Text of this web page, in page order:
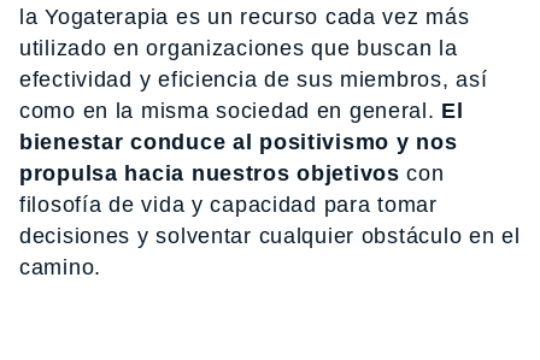
la Yogaterapia es un recurso cada vez más
utilizado en organizaciones que buscan la
efectividad y eficiencia de sus miembros, así
como en la misma sociedad en general. El
bienestar conduce al positivismo y nos
propulsa hacia nuestros objetivos con
filosofía de vida y capacidad para tomar
decisiones y solventar cualquier obstáculo en el
camino.